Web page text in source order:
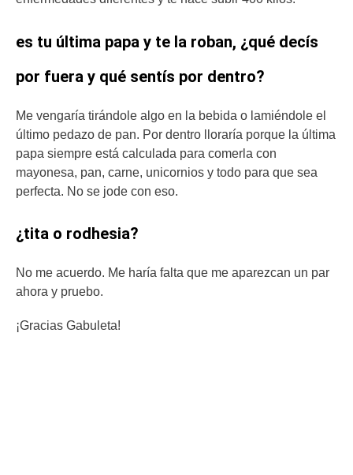
es tu última papa y te la roban, ¿qué decís
por fuera y qué sentís por dentro?
Me vengaría tirándole algo en la bebida o lamiéndole el
último pedazo de pan. Por dentro lloraría porque la última
papa siempre está calculada para comerla con
mayonesa, pan, carne, unicornios y todo para que sea
perfecta. No se jode con eso.
¿tita o rodhesia?
No me acuerdo. Me haría falta que me aparezcan un par
ahora y pruebo.
¡Gracias Gabuleta!